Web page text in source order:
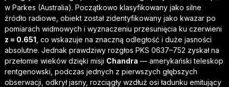
w Parkes (Australia). Początkowo klasyfikowany jako silne
źródło radiowe, obiekt został zidentyfikowany jako kwazar po
pomiarach widmowych i wyznaczeniu przesunięcia ku czerwieni
z = 0.651 , co wskazuje na znaczną odległość i duże jasności
absolutne. Jednak prawdziwy rozgłos PKS 0637–752 zyskał na
przełomie wieków dzięki misji Chandra — amerykański teleskop
rentgenowski, podczas jednych z pierwszych głębszych
obserwacji, odkrył jasny, rozciągły wzdłuż osi ładunku emitujący